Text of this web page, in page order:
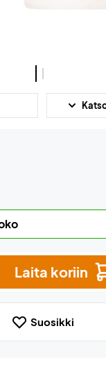
Laita koriin
Suosikki